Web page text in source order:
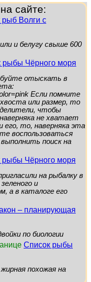
сайте:
рыб Волги с
и белугу свыше 600
рыбы Чёрного моря
отыскать в
Если помните
или размер, то
чтобы
не хватает
его, то, наверняка эта
воспользоваться
поиск на
рыбы Чёрного моря
на рыбалку в
и
а в каталоге его
– планирующая
по биологии
Список рыбы
похожая на